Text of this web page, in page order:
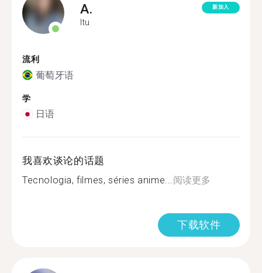
A.
Itu
新加入
流利
葡萄牙语
学
日语
我喜欢谈论的话题
Tecnologia, filmes, séries anime...阅读更多
下载软件